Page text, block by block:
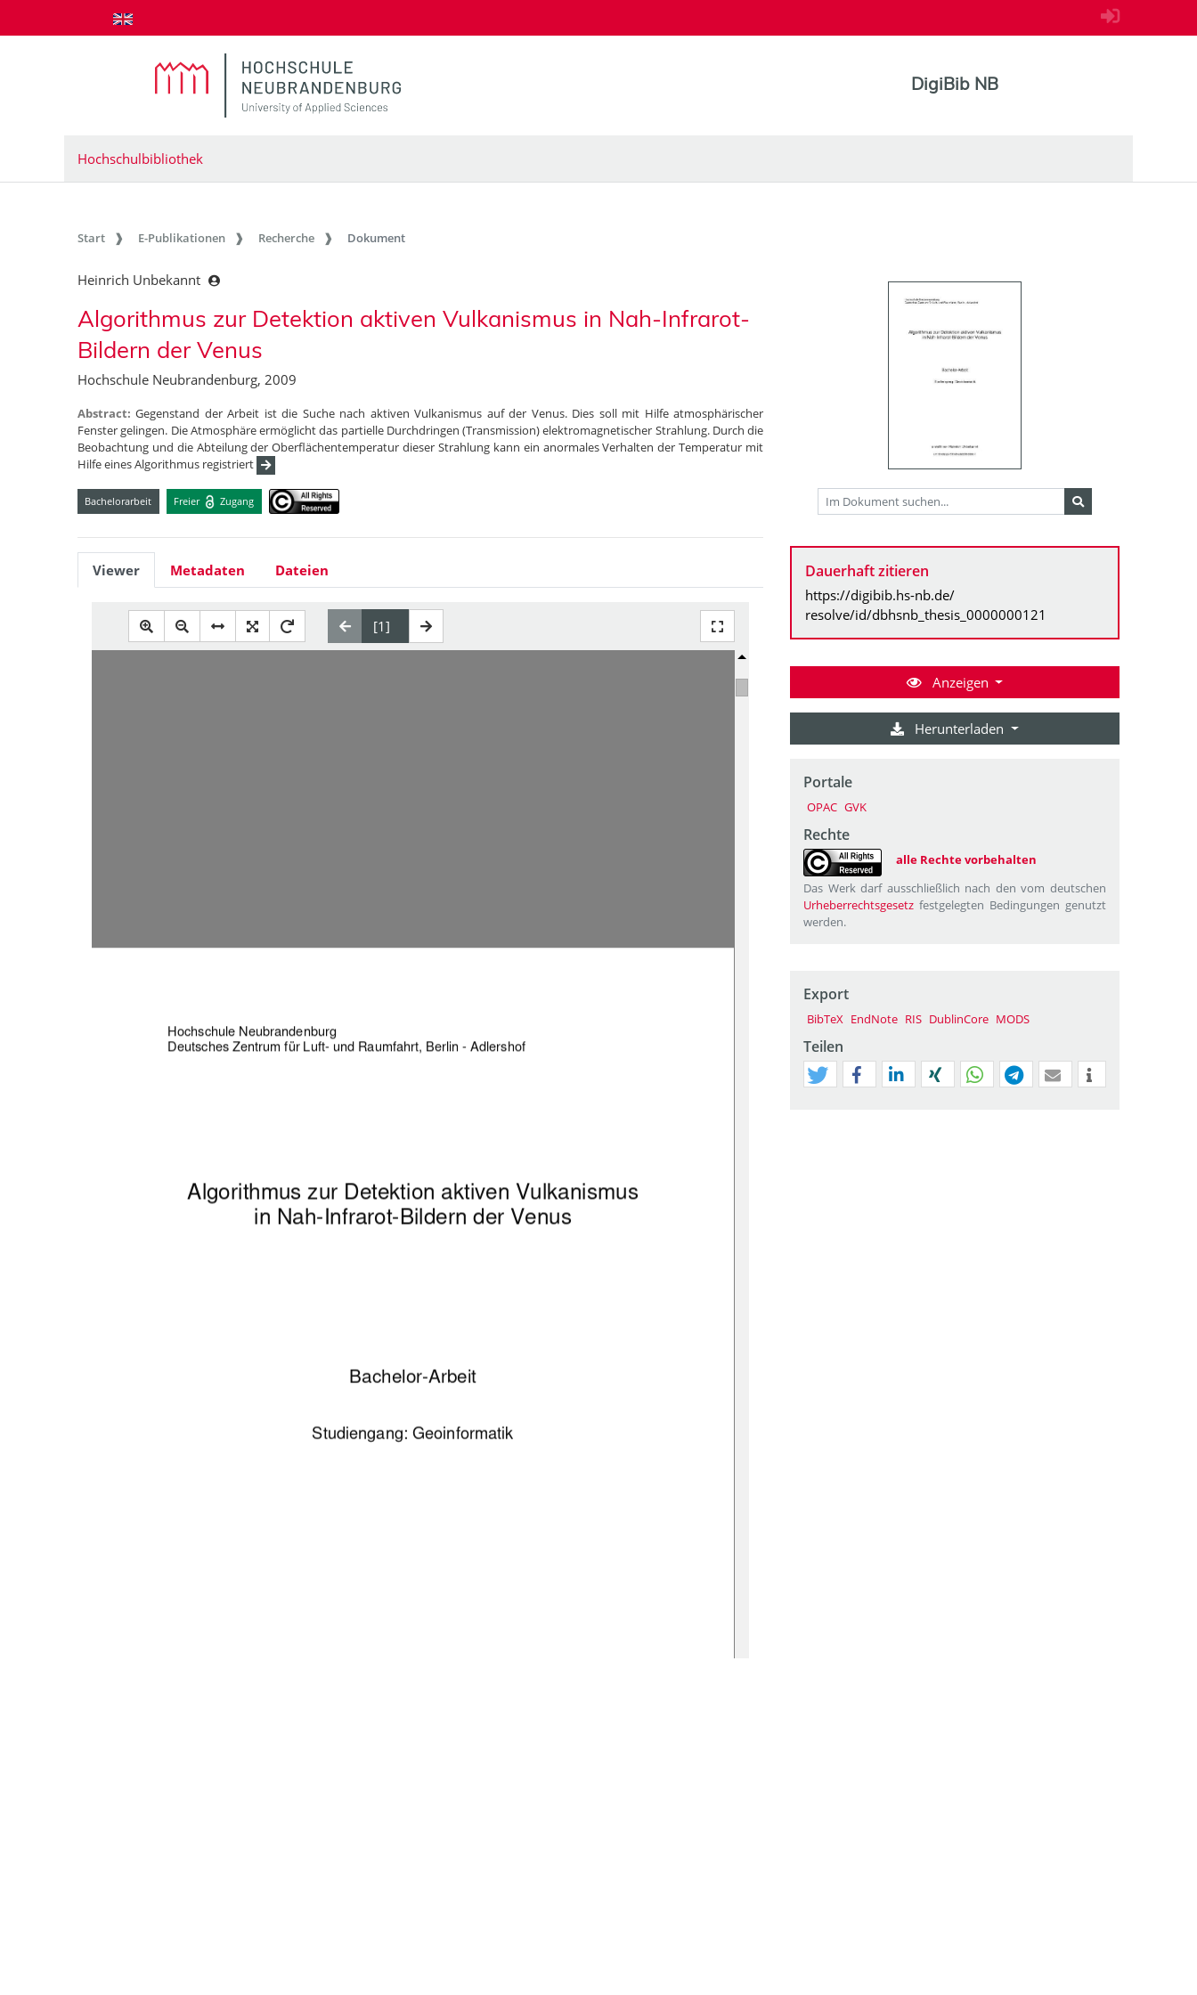
zum Inhalt springen
DigiBib NB
Hochschulbibliothek
Start E-Publikationen Recherche Dokument
Heinrich Unbekannt
Algorithmus zur Detektion aktiven Vulkanismus in Nah-Infrarot-
Bildern der Venus
Hochschule Neubrandenburg, 2009
Abstract:Gegenstand der Arbeit ist die Suche nach aktiven Vulkanismus auf der Venus. Dies soll mit Hilfe atmosphärischer
Fenster gelingen. Die Atmosphäre ermöglicht das partielle Durchdringen (Transmission) elektromagnetischer Strahlung. Durch die
Beobachtung und die Abteilung der Oberflächentemperatur dieser Strahlung kann ein anormales Verhalten der Temperatur mit
Hilfe eines Algorithmus registriert
Bachelorarbeit Freier Zugang
Viewer Metadaten Dateien
Hochschule Neubrandenburg
Deutsches Zentrum für Luft- und Raumfahrt, Berlin - Adlershof
Algorithmus zur Detektion aktiven Vulkanismus
in Nah-Infrarot-Bildern der Venus
Bachelor-Arbeit
Studiengang: Geoinformatik
Dauerhaft zitieren
https://digibib.hs-nb.de/
resolve/id/dbhsnb_thesis_0000000121
Anzeigen
Herunterladen
Portale
OPAC GVK
Rechte
alle Rechte vorbehalten
Das Werk darf ausschließlich nach den vom deutschen
Urheberrechtsgesetz festgelegten Bedingungen genutzt
werden.
Export
BibTeX EndNote RIS DublinCore MODS
Teilen